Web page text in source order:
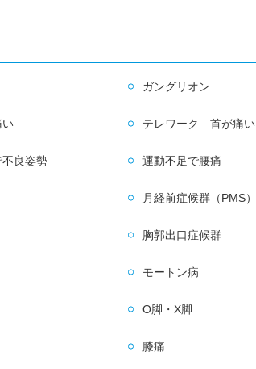
ガングリオン
テレワーク 首が痛い
良姿勢 運動不足で腰痛
月経前症候群（PMS）
胸郭出口症候群
モートン病
O脚・X脚
膝痛